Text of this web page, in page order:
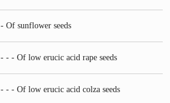
- Of sunflower seeds
- - - Of low erucic acid rape seeds
- - - Of low erucic acid colza seeds